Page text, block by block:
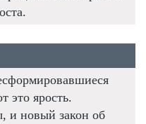
это ярость.
и новый закон об